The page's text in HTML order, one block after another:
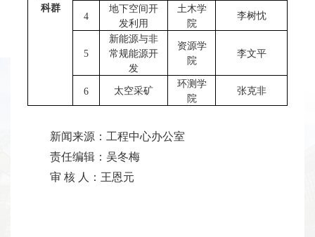
科群
4
地下空间开
发利用
土木学
院
李树忱
5
新能源与非
常规能源开
发
资源学
院
李文平
6 太空采矿
环测学
院
张克非
新闻来源：工程中心办公室
责任编辑：吴冬梅
审 核 人：王恩元